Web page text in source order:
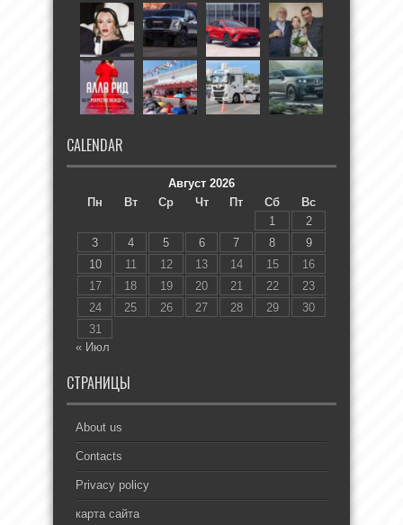
CALENDAR
Август 2026
Пн
Вт Ср Чт Пт Сб
Вс
1
2
3
4 5 6 7 8
9
10
11 12 13 14 15
16
17
18 19 20 21 22
23
24
25 26 27 28 29
30
31
« Июл
СТРАНИЦЫ
About us
Contacts
Privacy policy
карта сайта